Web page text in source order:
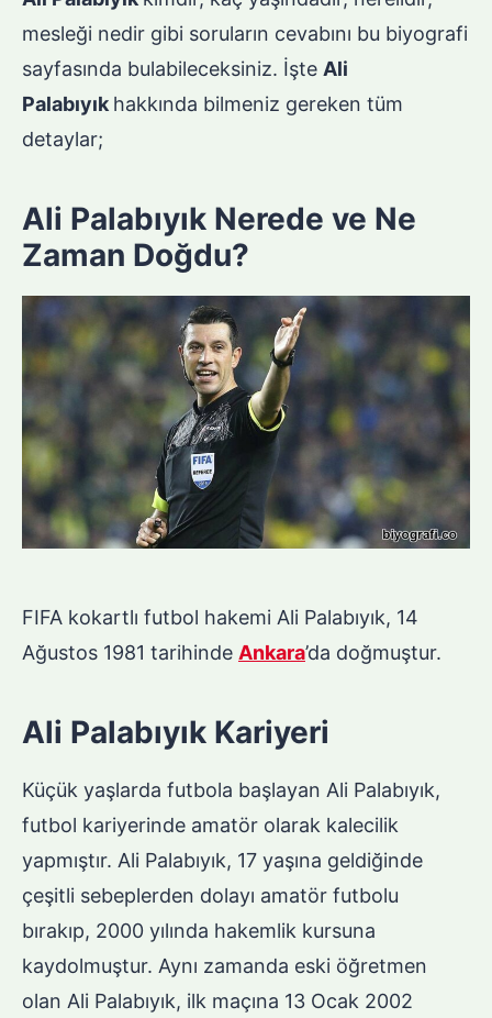
mesleği nedir gibi soruların cevabını bu biyografi
sayfasında bulabileceksiniz. İşte Ali
Palabıyıkhakkında bilmeniz gereken tüm
detaylar;
Ali Palabıyık Nerede ve Ne
Zaman Doğdu?
FIFA kokartlı futbol hakemi Ali Palabıyık, 14
Ağustos 1981 tarihinde Ankara’da doğmuştur.
Ali Palabıyık Kariyeri
Küçük yaşlarda futbola başlayan Ali Palabıyık,
futbol kariyerinde amatör olarak kalecilik
yapmıştır. Ali Palabıyık, 17 yaşına geldiğinde
çeşitli sebeplerden dolayı amatör futbolu
bırakıp, 2000 yılında hakemlik kursuna
kaydolmuştur. Aynı zamanda eski öğretmen
olan Ali Palabıyık, ilk maçına 13 Ocak 2002